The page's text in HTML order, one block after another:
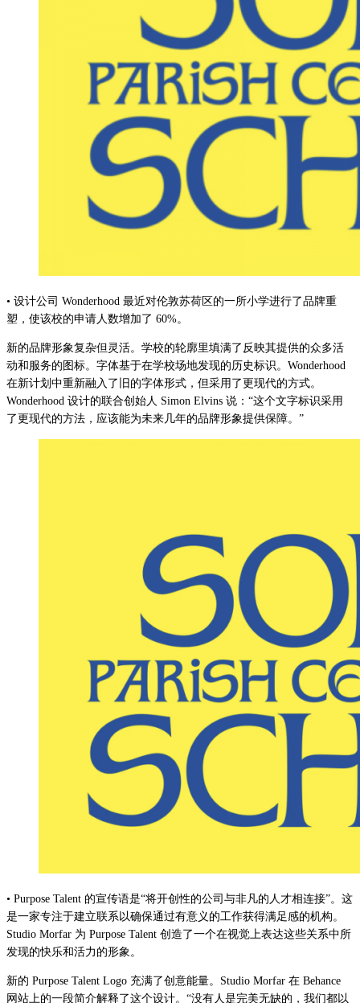
• 设计公司 Wonderhood 最近对伦敦苏荷区的一所小学进行了品牌重
塑，使该校的申请人数增加了 60%。
新的品牌形象复杂但灵活。学校的轮廓里填满了反映其提供的众多活
动和服务的图标。字体基于在学校场地发现的历史标识。Wonderhood
在新计划中重新融入了旧的字体形式，但采用了更现代的方式。
Wonderhood 设计的联合创始人 Simon Elvins 说：“这个文字标识采用
了更现代的方法，应该能为未来几年的品牌形象提供保障。”
• Purpose Talent 的宣传语是“将开创性的公司与非凡的人才相连接”。这
是一家专注于建立联系以确保通过有意义的工作获得满足感的机构。
Studio Morfar 为 Purpose Talent 创造了一个在视觉上表达这些关系中所
发现的快乐和活力的形象。
新的 Purpose Talent Logo 充满了创意能量。Studio Morfar 在 Behance
网站上的一段简介解释了这个设计。“没有人是完美无缺的，我们都以